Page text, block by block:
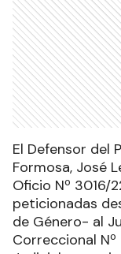
El Defensor del
Formosa, José
Oficio Nº 3016/
peticionadas
de Género- al
Correccional